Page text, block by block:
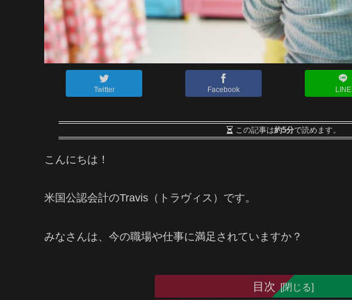
Twitter Facebook LINE
この記事は約5分で読めます。
こんにちは！
米国公認会計のTravis（トラヴィス）です。
みなさんは、今の職場や仕事に満足されていますか？
目次